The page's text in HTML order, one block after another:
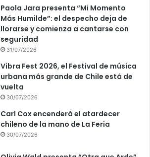
Paola Jara presenta “Mi Momento
Más Humilde”: el despecho deja de
llorarse y comienza a cantarse con
seguridad
31/07/2026
Vibra Fest 2026, el Festival de música
urbana más grande de Chile está de
vuelta
30/07/2026
Carl Cox encenderá el atardecer
chileno de la mano de La Feria
30/07/2026